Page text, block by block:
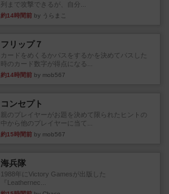
列まで攻撃できるが、自分...
約14時間前 by うらまこ
フリップ７
カードをめくるかパスをするかを決めてパスした
時のカード数字が得点になる...
約14時間前 by mob567
コンセプト
親のプレイヤーがお題を決めて限られたヒントの
中から他のプレイヤーに当て...
約15時間前 by mob567
海兵隊
1988年にVictory Gamesが出版した
『Leathernec...